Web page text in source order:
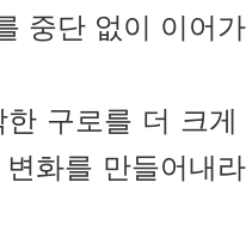
중단 없이 이어
구로를 더 크
화를 만들어내